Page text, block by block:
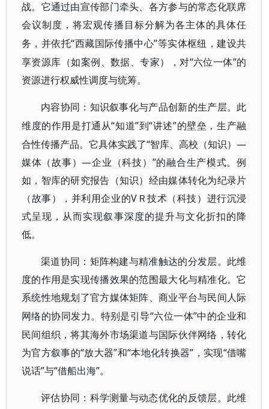
战。它通过由宣传部门牵头、各方参与的常态化联席
会议制度，将宏观传播目标分解为各主体的具体任
务，并依托“西藏国际传播中心”等实体枢纽，建设共
享资源库（如案例、数据、专家），对“六位一体”的
资源进行权威性调度与统筹。
内容协同：知识叙事化与产品创新的生产层。此
维度的作用是打通从“知道”到“讲述”的壁垒，生产融
合性传播产品。它具体实践了“智库、高校（知识）—
媒体（故事）—企业（科技）”的融合生产模式。例
如，智库的研究报告（知识）经由媒体转化为纪录片
（故事），并利用企业的VＲ技术（科技）进行沉浸
式呈现，从而实现叙事深度的提升与文化折扣的降
低。
渠道协同：矩阵构建与精准触达的分发层。此维
度的作用是实现传播效果的范围最大化与精准化。它
系统性地规划了官方媒体矩阵、商业平台与民间人际
网络的协同发力。特别是引导“六位一体”中的企业和
民间组织，将其海外市场渠道与国际伙伴网络，转化
为官方叙事的“放大器”和“本地化转换器”，实现“借嘴
说话”与“借船出海”。
评估协同：科学测量与动态优化的反馈层。此维